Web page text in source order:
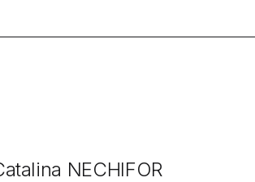
NECHIFOR